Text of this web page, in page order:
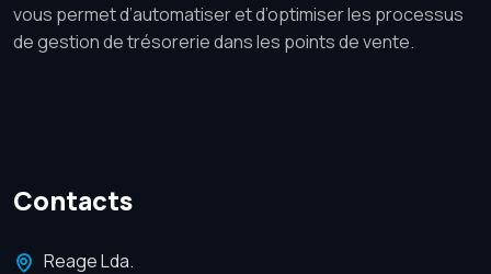
vous permet d’automatiser et d’optimiser les processus
de gestion de trésorerie dans les points de vente.
Contacts
Reage Lda.